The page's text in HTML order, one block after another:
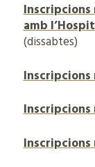
Inscripcions
amb
(dissabtes)
Inscripcions
Inscripcions
Inscripcions